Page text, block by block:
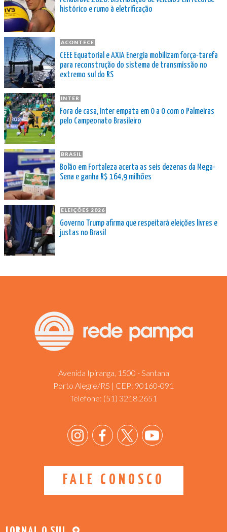
histórico e rumo à eletrificação
ACONTECE
CEEE Equatorial e AXIA Energia mobilizam força-tarefa
para reconstrução do sistema de transmissão no
extremo sul do RS
INTER
Fora de casa, Inter empata em 0 a 0 com o Palmeiras
pelo Campeonato Brasileiro
BRASIL
Bolão em Fortaleza acerta as seis dezenas da Mega-
Sena e ganha R$ 164,9 milhões
ELEIÇÕES 2026
Governo Trump afirma que respeitará eleições livres e
justas no Brasil
Avenida Ipiranga, 1500 - Santana
Porto Alegre/RS | CEP: 90160-091
Telefone: (51) 3218.2651
FALE CONOSCO